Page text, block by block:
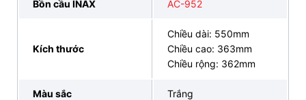
3. Bản vẽ bàn cầu âm tường nắp điện tử INAX
AC-952+CW-KA22AVN
Bồn cầu INAX AC-952
Kích thước
Chiều dài: 550mm
Chiều cao: 363mm
Chiều rộng: 362mm
Màu sắc Trắng